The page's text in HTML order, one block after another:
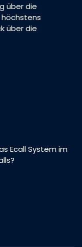
über die
über die
Ecall System im